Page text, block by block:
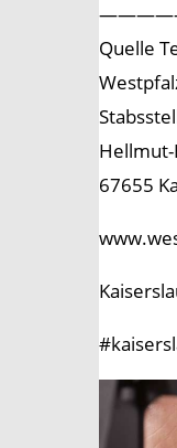
Quelle
67655